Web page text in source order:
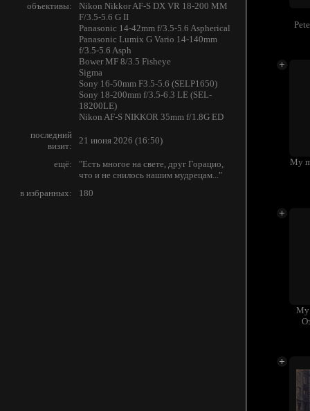
объективы:
Nikon Nikkor AF-S DX VR 18-200 MM
F/3.5-5.6 G II
Panasonic 14-42mm f/3.5-5.6 Aspherical
Panasonic Lumix G Vario 14-140mm
f/3.5-5.6 Asph
Bower MF 8/3.5 Fisheye
Sigma
Sony 16-50mm F3.5-5.6 (SELP1650)
Sony 18-200mm f/3.5-6.3 LE (SEL-
18200LE)
Nikon AF-S NIKKOR 35mm f/1.8G ED
последний
визит:
21 июня 2026 (16:50)
ещё:
"Есть многое на свете, друг Горацио,
что и не снилось нашим мудрецам..."
в избранных:
180
My
My